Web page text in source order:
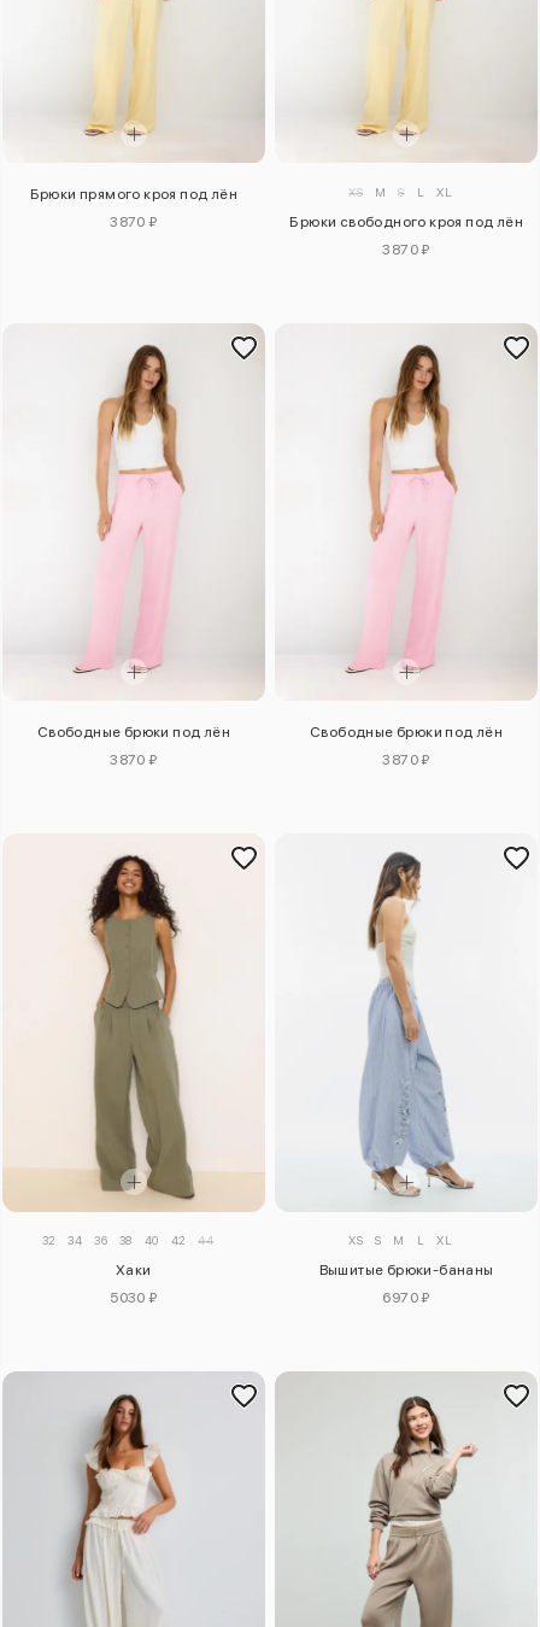
Брюки прямого кроя под лён
3870 ₽
XS M S L XL
Брюки свободного кроя под лён
3870 ₽
Свободные брюки под лён
3870 ₽
Свободные брюки под лён
3870 ₽
32 34 36 38 40 42 44
Хаки
5030 ₽
XS S M L XL
Вышитые брюки-бананы
6970 ₽